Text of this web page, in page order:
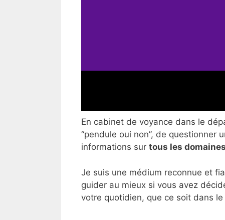
En cabinet de voyance dans le
“pendule oui non”, de
informations sur tous les
Je suis une médium reconnue et
guider au mieux si vous avez
votre quotidien, que ce soit dans